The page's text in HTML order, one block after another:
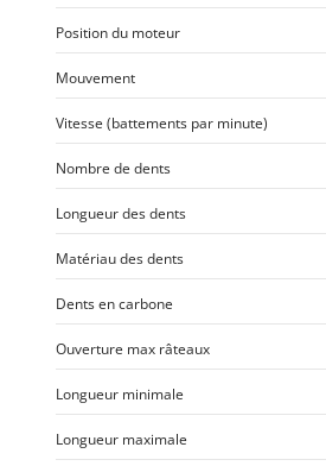
Position du moteur
Mouvement
Vitesse (battements par minute)
Nombre de dents
Longueur des dents
Matériau des dents
Dents en carbone
Ouverture max râteaux
Longueur minimale
Longueur maximale